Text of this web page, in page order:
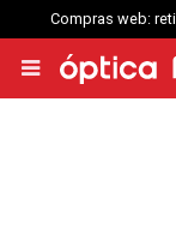
Compras web:
